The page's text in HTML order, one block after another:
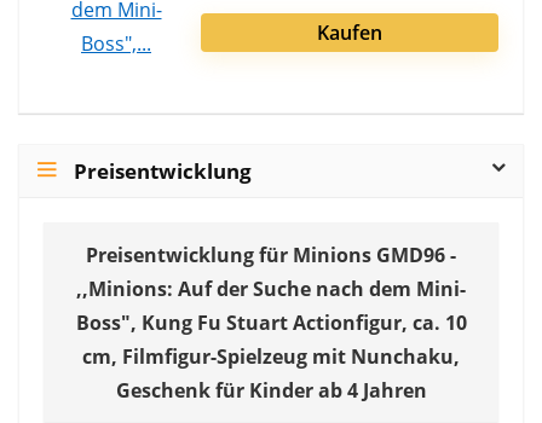
Kaufen
Preisentwicklung
Preisentwicklung für Minions GMD96 -
,,Minions: Auf der Suche nach dem Mini-
Boss", Kung Fu Stuart Actionfigur, ca. 10
cm, Filmfigur-Spielzeug mit Nunchaku,
Geschenk für Kinder ab 4 Jahren